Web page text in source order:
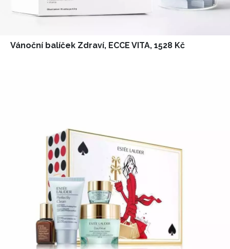
Vánoční balíček Zdraví, ECCE VITA, 1528 Kč